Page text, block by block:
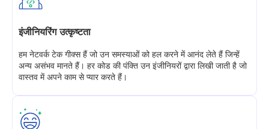
इंजीनियरिंग उत्कृष्टता
हम नेटवर्क टेक गीक्स हैं जो उन समस्याओं को हल करने में आनंद लेते हैं जिन्हें
अन्य असंभव मानते हैं। हर कोड की पंक्ति उन इंजीनियरों द्वारा लिखी जाती है जो
वास्तव में अपने काम से प्यार करते हैं।